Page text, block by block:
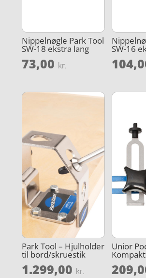
Nippelnøgle Park Tool
SW-18 ekstra lang
73,00 kr.
SW-16
Park Tool – Hjulholder
til bord/skruestik
1.299,00 kr.
Unior